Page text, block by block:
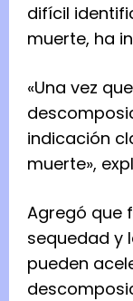
difícil
muerte, ha
«Una vez
indicación
muerte»,
Agregó que
sequedad y
pueden